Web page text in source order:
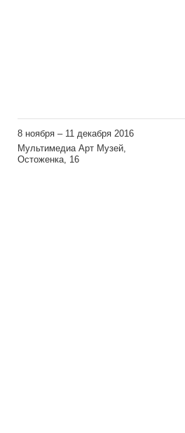
8 ноября – 11 декабря 2016
Мультимедиа Арт Музей,
Остоженка, 16